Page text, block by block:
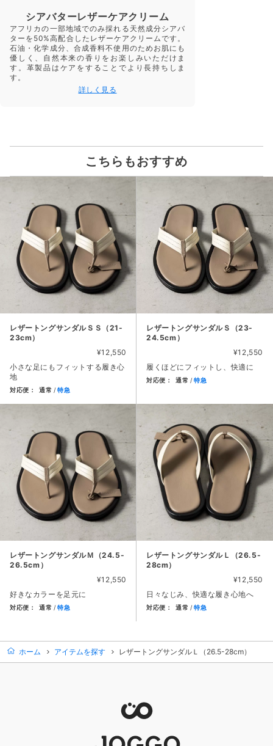
シアバターレザーケアクリーム
アフリカの一部地域でのみ採れる天然成分シアバ
ターを50%高配合したレザーケアクリームです。
石油・化学成分、合成香料不使用のためお肌にも
優しく、自然本来の香りをお楽しみいただけま
す。革製品はケアをすることでより長持ちしま
す。
詳しく見る
こちらもおすすめ
レザートングサンダルＳＳ（21-
23cm）
¥12,550
小さな足にもフィットする履き心
地
対応便： 通常 特急
商品カード。商品: レザートングサンダルＳＳ（21-23cm）,
レザートングサンダルＳ（23-
24.5cm）
¥12,550
履くほどにフィットし、快適に
対応便： 通常 特急
レザートングサンダルＭ（24.5-
26.5cm）
¥12,550
好きなカラーを足元に
対応便： 通常 特急
レザートングサンダルＬ（26.5-
28cm）
¥12,550
日々なじみ、快適な履き心地へ
対応便： 通常 特急
ホーム アイテムを探す レザートングサンダルＬ（26.5-28cm）